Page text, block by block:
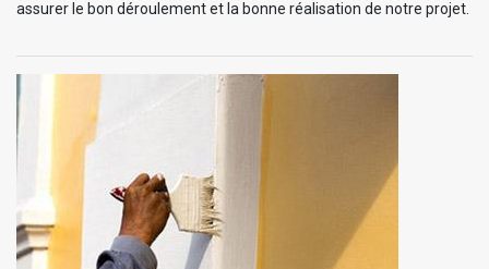
assurer le bon déroulement et la bonne réalisation de notre projet.